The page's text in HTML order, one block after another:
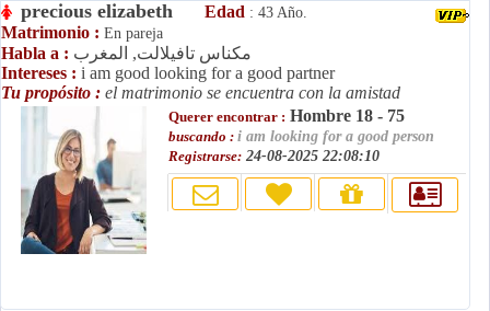
precious elizabeth Edad : 43 Año.
Matrimonio : En pareja
Habla a : مكناس تافيلالت, المغرب
Intereses : i am good looking for a good partner
Tu propósito : el matrimonio se encuentra con la amistad
Querer encontrar : Hombre 18 - 75
buscando : i am looking for a good person
Registrarse: 24-08-2025 22:08:10